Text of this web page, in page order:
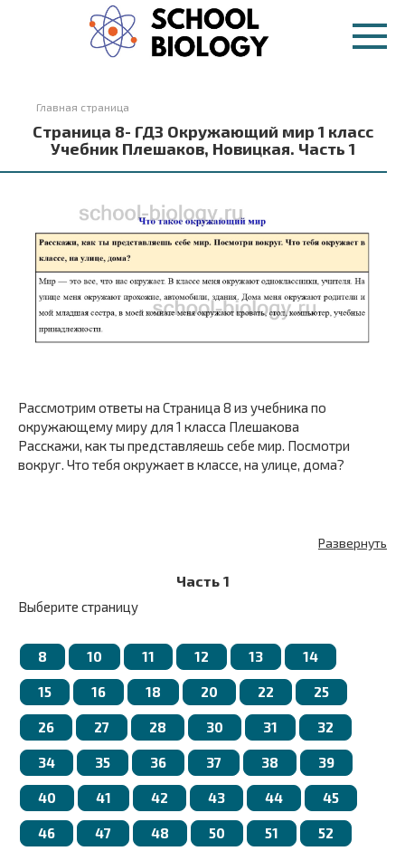
Главная страница
Страница 8- ГДЗ Окружающий мир 1 класс
Учебник Плешаков, Новицкая. Часть 1
Развернуть
Рассмотрим ответы на Страница 8 из учебника по
окружающему миру для 1 класса Плешакова
Расскажи, как ты представляешь себе мир. Посмотри
вокруг. Что тебя окружает в классе, на улице, дома?
Часть 1
Выберите страницу
8 10 11 12 13 14
15 16 18 20 22 25
26 27 28 30 31 32
34 35 36 37 38 39
40 41 42 43 44 45
46 47 48 50 51 52